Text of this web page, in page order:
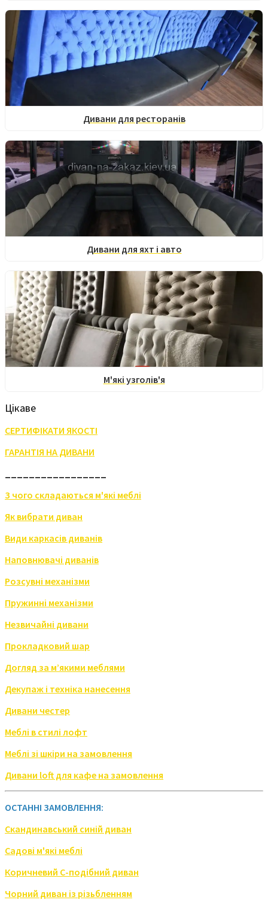
Дивани для ресторанів
Дивани для яхт і авто
М'які узголів'я
Цікаве
СЕРТИФІКАТИ ЯКОСТІ
ГАРАНТІЯ НА ДИВАНИ
З чого складаються м'які меблі
Як вибрати диван
Види каркасів диванів
Наповнювачі диванів
Розсувні механізми
Пружинні механізми
Незвичайні дивани
Прокладковий шар
Догляд за м’якими меблями
Декупаж і техніка нанесення
Дивани честер
Меблі в стилі лофт
Меблі зі шкіри на замовлення
Дивани loft для кафе на замовлення
ОСТАННІ ЗАМОВЛЕННЯ:
Скандинавський синій диван
Садові м'які меблі
Коричневий С-подібний диван
Чорний диван із різьбленням